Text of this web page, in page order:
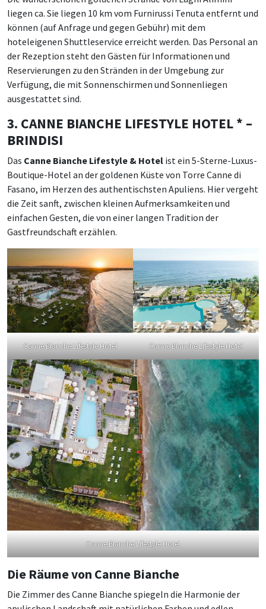
liegen ca. Sie liegen 10 km vom Furnirussi Tenuta entfernt und
können (auf Anfrage und gegen Gebühr) mit dem
hoteleigenen Shuttleservice erreicht werden. Das Personal an
der Rezeption steht den Gästen für Informationen und
Reservierungen zu den Stränden in der Umgebung zur
Verfügung, die mit Sonnenschirmen und Sonnenliegen
ausgestattet sind.
3. CANNE BIANCHE LIFESTYLE HOTEL * –
BRINDISI
Das Canne Bianche Lifestyle & Hotel ist ein 5-Sterne-Luxus-
Boutique-Hotel an der goldenen Küste von Torre Canne di
Fasano, im Herzen des authentischsten Apuliens. Hier vergeht
die Zeit sanft, zwischen kleinen Aufmerksamkeiten und
einfachen Gesten, die von einer langen Tradition der
Gastfreundschaft erzählen.
Canne Bianche Lifestyle Hotel Canne Bianche Lifestyle Hotel
Canne Bianche Lifestyle Hotel
Die Räume von Canne Bianche
Die Zimmer des Canne Bianche spiegeln die Harmonie der